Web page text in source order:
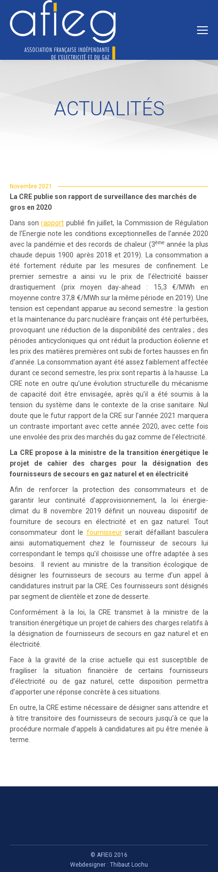
ACTUALITÉS
Novembre 2021
La CRE publie son rapport de surveillance des marchés de
gros en 2020
Dans sonrapport publié fin juillet, la Commission de Régulation
de l’Energie note les conditions exceptionnelles de l’année 2020
avec la pandémie et des records de chaleur (3ème année la plus
chaude depuis 1900 après 2018 et 2019). La consommation a
été fortement réduite par les mesures de confinement. Le
premier semestre a ainsi vu le prix de l’électricité baisser
drastiquement (prix moyen day-ahead : 15,3 €/MWh en
moyenne contre 37,8 €/MWh sur la même période en 2019). Une
tension est cependant apparue au second semestre : la gestion
et la maintenance du parc nucléaire français ont été perturbées,
provoquant une réduction de la disponibilité des centrales ; des
périodes anticycloniques qui ont réduit la production éolienne et
les prix des matières premières ont subi de fortes hausses en fin
d’année. La consommation ayant été assez faiblement affectée
durant ce second semestre, les prix sont repartis à la hausse. La
CRE note en outre qu’une évolution structurelle du mécanisme
de capacité doit être envisagée, après qu’il a été soumis à la
tension du système dans le contexte de la crise sanitaire. Nul
doute que le futur rapport de la CRE sur l’année 2021 marquera
un contraste important avec cette année 2020, avec cette fois
une envolée des prix des marchés du gaz comme de l’électricité.
La CRE propose à la ministre de la transition énergétique le
projet de cahier des charges pour la désignation des
fournisseurs de secours en gaz naturel et en électricité
Afin de renforcer la protection des consommateurs et de
garantir leur continuité d’approvisionnement, la loi énergie-
climat du 8 novembre 2019 définit un nouveau dispositif de
fourniture de secours en électricité et en gaz naturel. Tout
consommateur dont le fournisseurserait défaillant basculera
ainsi automatiquement chez le fournisseur de secours lui
correspondant le temps qu’il choisisse une offre adaptée à ses
besoins. Il revient au ministre de la transition écologique de
désigner les fournisseurs de secours au terme d’un appel à
candidatures instruit par la CRE. Ces fournisseurs sont désignés
par segment de clientèle et zone de desserte.
Conformément à la loi, la CRE transmet à la ministre de la
transition énergétique un projet de cahiers des charges relatifs à
la désignation de fournisseurs de secours en gaz naturel et en
électricité.
Face à la gravité de la crise actuelle qui est susceptible de
fragiliser la situation financière de certains fournisseurs
d’électricité ou de gaz naturel, cette disposition permettra
d’apporter une réponse concrète à ces situations.
En outre, la CRE estime nécessaire de désigner sans attendre et
à titre transitoire des fournisseurs de secours jusqu’à ce que la
procédure normale d’appels à candidatures ait pu être menée à
terme.
© AFIEG 2016
Webdesigner : Thibaut Lochu